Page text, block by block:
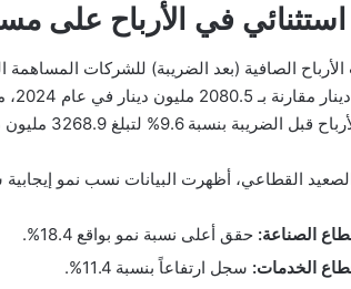
في الأرباح على
الضريبة بنسبة 9.6% لتبلغ 3268.9 مليون دينار.
القطاعي، أظهرت البيانات نسب نمو
الصناعة: حقق أعلى نسبة نمو بواقع 18.4%.
الخدمات: سجل ارتفاعاً بنسبة 11.4%.